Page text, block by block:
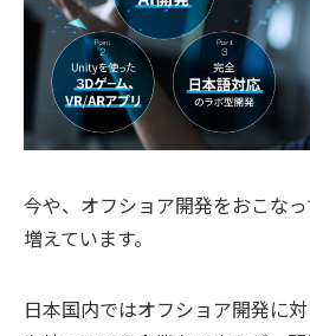
今や、オフショア開発をおこな
増えています。
日本国内ではオフショア開発に